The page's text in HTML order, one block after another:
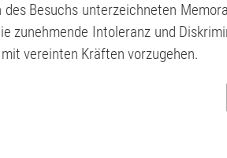
des Besuchs unterzeichneten
zunehmende Intoleranz und
vereinten Kräften vorzugehen.